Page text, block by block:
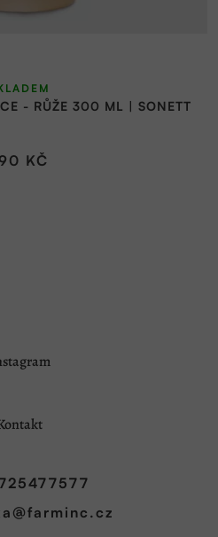
- RŮŽE 300 ML | SONETT
KČ
@farminc.cz